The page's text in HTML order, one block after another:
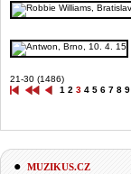
21-30 (1486)
1 2 3 4 5 6 7 8 9
MUZIKUS.CZ